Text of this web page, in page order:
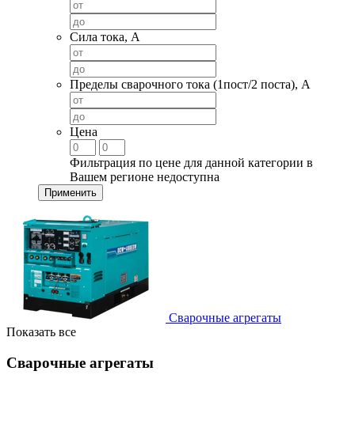
Сила тока, А
Пределы сварочного тока (1пост/2 поста), А
Цена
Фильтрация по цене для данной категории в
Вашем регионе недоступна
Применить
Сварочные агрегаты
Показать все
Сварочные агрегаты